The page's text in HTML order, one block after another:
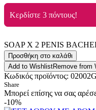
Κερδίστε 3 πόντους!
SOAP X 2 PENIS
Προσθήκη στο καλάθι
Add to WishlistRemove from
Κωδικός προϊόντος:
Share
Μπορεί επίσης να σας
-10%